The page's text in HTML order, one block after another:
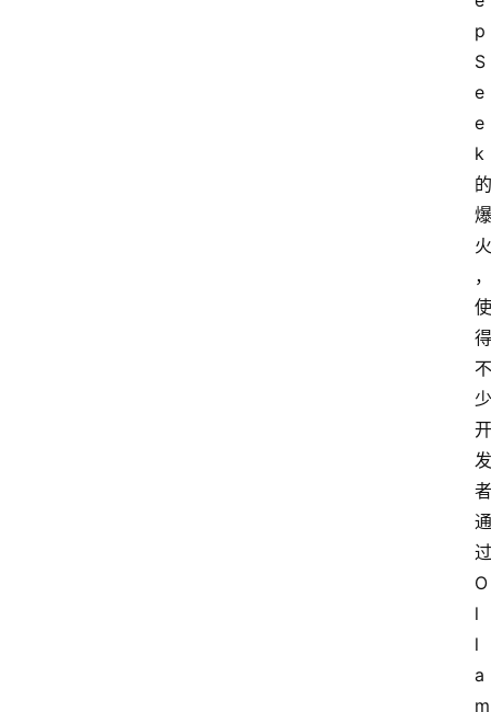
p
S
e
e
k
的
爆
火
，
使
得
不
少
开
发
者
通
过
O
l
l
a
m